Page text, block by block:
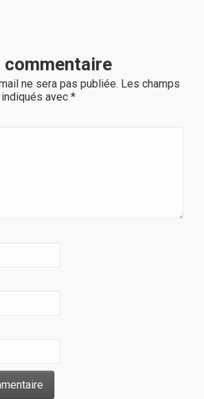
commentaire
ne sera pas publiée. Les champs
avec *